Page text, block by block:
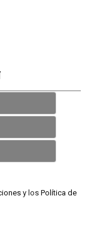
y los Política de